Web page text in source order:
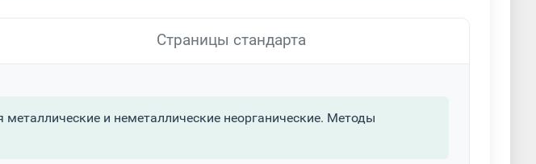
Страницы стандарта
и неметаллические неорганические. Методы